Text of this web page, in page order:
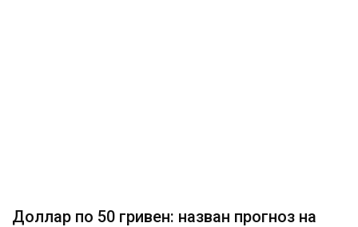
Доллар по 50 гривен: назван прогноз на